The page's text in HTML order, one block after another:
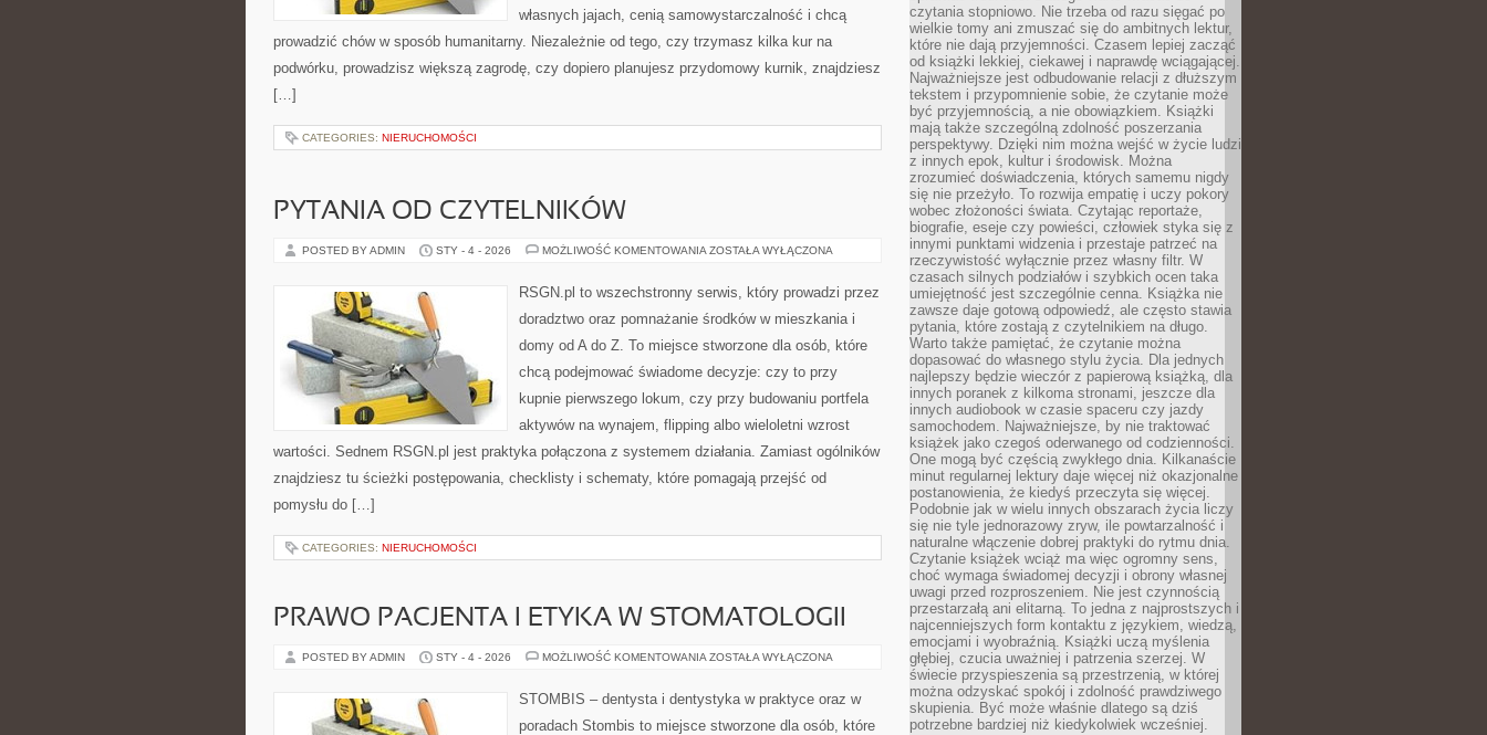
własnych jajach, cenią samowystarczalność i chcą
prowadzić chów w sposób humanitarny. Niezależnie od tego, czy trzymasz kilka kur na
podwórku, prowadzisz większą zagrodę, czy dopiero planujesz przydomowy kurnik, znajdziesz
[…]
CATEGORIES: NIERUCHOMOŚCI
PYTANIA OD CZYTELNIKÓW
POSTED BY ADMIN STY - 4 - 2026 MOŻLIWOŚĆ KOMENTOWANIA PYTANIA
ZOSTAŁA WYŁĄCZONA
RSGN.pl to wszechstronny serwis, który prowadzi przez
doradztwo oraz pomnażanie środków w mieszkania i
domy od A do Z. To miejsce stworzone dla osób, które
chcą podejmować świadome decyzje: czy to przy
kupnie pierwszego lokum, czy przy budowaniu portfela
aktywów na wynajem, flipping albo wieloletni wzrost
wartości. Sednem RSGN.pl jest praktyka połączona z systemem działania. Zamiast ogólników
znajdziesz tu ścieżki postępowania, checklisty i schematy, które pomagają przejść od
pomysłu do […]
CATEGORIES: NIERUCHOMOŚCI
PRAWO PACJENTA I ETYKA W STOMATOLOGII
POSTED BY ADMIN STY - 4 - 2026 MOŻLIWOŚĆ KOMENTOWANIA PRAWO
ETYKA
W
ZOSTAŁA WYŁĄCZONA
STOMBIS – dentysta i dentystyka w praktyce oraz w
poradach Stombis to miejsce stworzone dla osób, które
czytania stopniowo. Nie trzeba od razu sięgać po
wielkie tomy ani zmuszać się do ambitnych lektur,
które nie dają przyjemności. Czasem lepiej zacząć
od książki lekkiej, ciekawej i naprawdę wciągającej.
Najważniejsze jest odbudowanie relacji z dłuższym
tekstem i przypomnienie sobie, że czytanie może
być przyjemnością, a nie obowiązkiem. Książki
mają także szczególną zdolność poszerzania
perspektywy. Dzięki nim można wejść w życie ludzi
z innych epok, kultur i środowisk. Można
zrozumieć doświadczenia, których samemu nigdy
się nie przeżyło. To rozwija empatię i uczy pokory
wobec złożoności świata. Czytając reportaże,
biografie, eseje czy powieści, człowiek styka się z
innymi punktami widzenia i przestaje patrzeć na
rzeczywistość wyłącznie przez własny filtr. W
czasach silnych podziałów i szybkich ocen taka
umiejętność jest szczególnie cenna. Książka nie
zawsze daje gotową odpowiedź, ale często stawia
pytania, które zostają z czytelnikiem na długo.
Warto także pamiętać, że czytanie można
dopasować do własnego stylu życia. Dla jednych
najlepszy będzie wieczór z papierową książką, dla
innych poranek z kilkoma stronami, jeszcze dla
innych audiobook w czasie spaceru czy jazdy
samochodem. Najważniejsze, by nie traktować
książek jako czegoś oderwanego od codzienności.
One mogą być częścią zwykłego dnia. Kilkanaście
minut regularnej lektury daje więcej niż okazjonalne
postanowienia, że kiedyś przeczyta się więcej.
Podobnie jak w wielu innych obszarach życia liczy
się nie tyle jednorazowy zryw, ile powtarzalność i
naturalne włączenie dobrej praktyki do rytmu dnia.
Czytanie książek wciąż ma więc ogromny sens,
choć wymaga świadomej decyzji i obrony własnej
uwagi przed rozproszeniem. Nie jest czynnością
przestarzałą ani elitarną. To jedna z najprostszych i
najcenniejszych form kontaktu z językiem, wiedzą,
emocjami i wyobraźnią. Książki uczą myślenia
głębiej, czucia uważniej i patrzenia szerzej. W
świecie przyspieszenia są przestrzenią, w której
można odzyskać spokój i zdolność prawdziwego
skupienia. Być może właśnie dlatego są dziś
potrzebne bardziej niż kiedykolwiek wcześniej.